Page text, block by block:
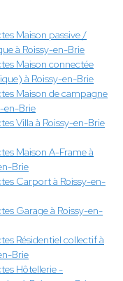
Maison passive /
à Roissy-en-Brie
Maison connectée
à Roissy-en-Brie
Maison de campagne
en-Brie
Villa à Roissy-en-Brie
Maison A-Frame à
Brie
Carport à Roissy-en-
Garage à Roissy-en-
Résidentiel collectif à
Brie
Hôtellerie -